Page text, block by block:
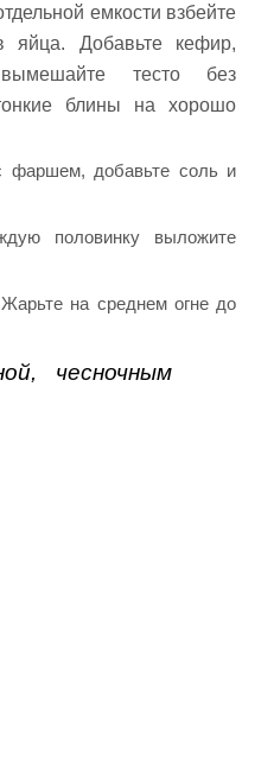
емкости взбейте
яйца. Добавьте кефир,
тесто без
блины на хорошо
фаршем, добавьте соль и
половинку выложите
на среднем огне до
чесночным